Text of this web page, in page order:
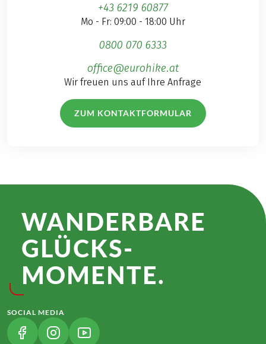
+43 6219 60877
Mo - Fr: 09:00 - 18:00 Uhr
0800 070 6333
office@eurohike.at
Wir freuen uns auf Ihre Anfrage
ZUM KONTAKTFORMULAR
WANDER­BARE
GLÜCKS­
MOMENTE.
SOCIAL MEDIA
(LINK ÖFFNET IN NEUEM TAB)
(LINK ÖFFNET IN NEUEM TAB)
(LINK ÖFFNET IN NEUEM TAB)